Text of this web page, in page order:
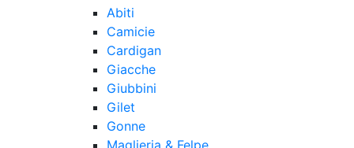
Abiti
Camicie
Cardigan
Giacche
Giubbini
Gilet
Gonne
Maglieria & Felpe